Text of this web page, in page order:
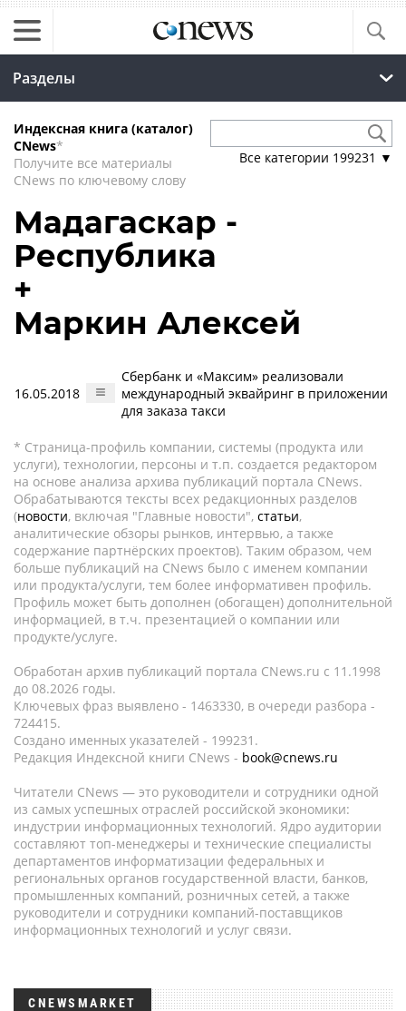
Разделы
Индексная книга (каталог)
CNews*
Получите все материалы
CNews по ключевому слову
Все категории 199231 ▼
Мадагаскар -
Республика
+
Маркин Алексей
16.05.2018
Сбербанк и «Максим» реализовали
международный эквайринг в приложении
для заказа такси
* Страница-профиль компании, системы (продукта или
услуги), технологии, персоны и т.п. создается редактором
на основе анализа архива публикаций портала CNews.
Обрабатываются тексты всех редакционных разделов
(новости, включая "Главные новости", статьи,
аналитические обзоры рынков, интервью, а также
содержание партнёрских проектов). Таким образом, чем
больше публикаций на CNews было с именем компании
или продукта/услуги, тем более информативен профиль.
Профиль может быть дополнен (обогащен) дополнительной
информацией, в т.ч. презентацией о компании или
продукте/услуге.
Обработан архив публикаций портала CNews.ru c 11.1998
до 08.2026 годы.
Ключевых фраз выявлено - 1463330, в очереди разбора -
724415.
Создано именных указателей - 199231.
Редакция Индексной книги CNews - book@cnews.ru
Читатели CNews — это руководители и сотрудники одной
из самых успешных отраслей российской экономики:
индустрии информационных технологий. Ядро аудитории
составляют топ-менеджеры и технические специалисты
департаментов информатизации федеральных и
региональных органов государственной власти, банков,
промышленных компаний, розничных сетей, а также
руководители и сотрудники компаний-поставщиков
информационных технологий и услуг связи.
CNEWSMARKET